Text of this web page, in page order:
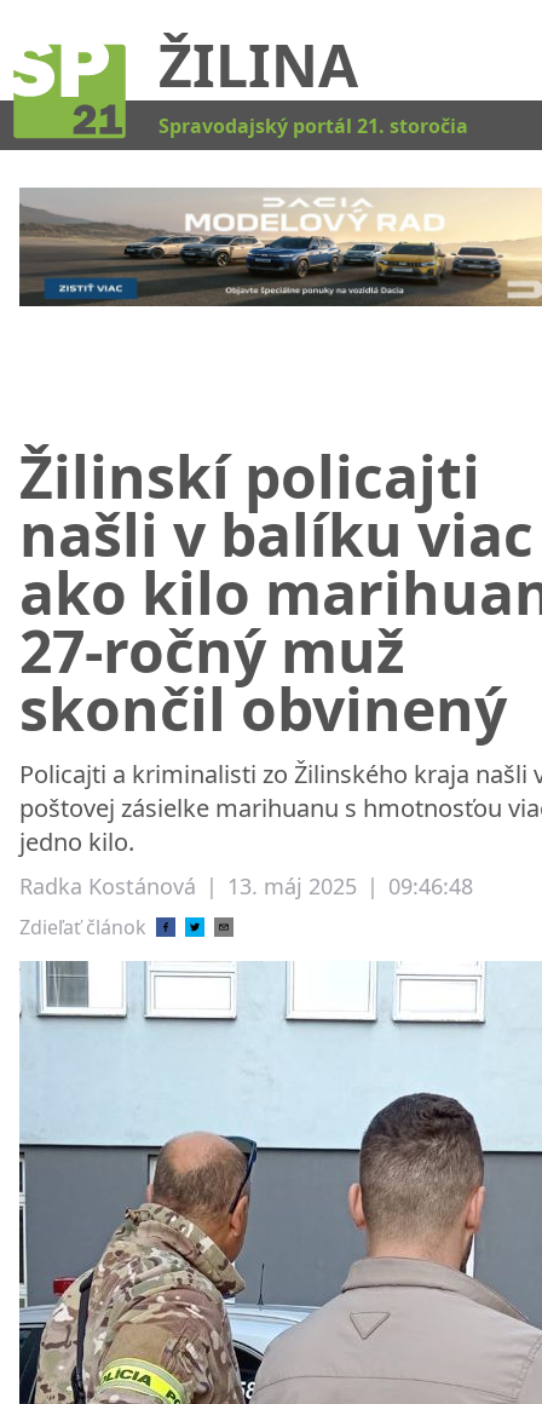
ŽILINA
Spravodajský portál 21. storočia
Žilinskí policajti
našli v balíku viac
ako kilo
27-ročný muž
skončil obvinený
Policajti a kriminalisti zo Žilinského kraja našli
poštovej zásielke marihuanu s hmotnosťou
jedno kilo.
Radka Kostánová | 13. máj 2025 | 09:46:48
Zdieľať článok